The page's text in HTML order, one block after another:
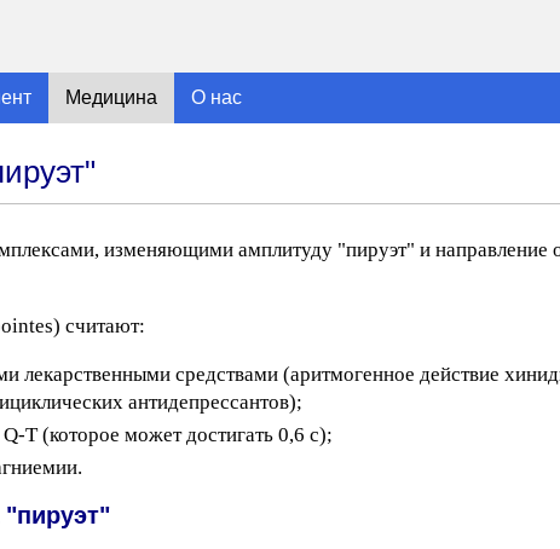
Медицина О нас
изменяющими амплитуду "пируэт" и направление
считают:
лекарственными средствами (аритмогенное действие
антидепрессантов);
T (которое может достигать 0,6 с);
"пируэт"